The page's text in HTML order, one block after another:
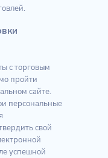
с торговым
пройти
сайте.
персональные
свой
успешной